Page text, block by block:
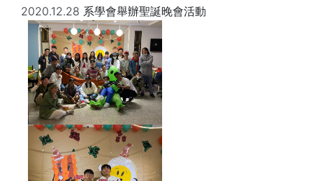
2020.12.28 系學會舉辦聖誕晚會活動